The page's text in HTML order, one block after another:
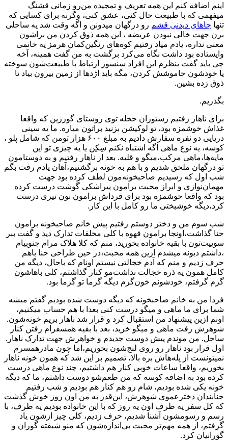
اینم اضافه کنم این همه تعریف و تمجیده من‌رو زمانی قشنگ
میفهمی که با طبیعت حال کنی، عشق کنی، وگرنه برای کسایی که
تنها جاهای دیدنی قشم رو درگهان میدونن و اگه وقت شد یه ساحلی
برن جهت خالی نبودن عریضه ، این همه ذوق کردن من براشون
معنی نداره، یادم میاد رفتیم کوه‌های رنگین‌کمان هرمز یه خانمی
وایستاده بود داشت نگاه می‌کرد برگشت به من گفت همینه، آخه
چی باید گفت بنظرم این افراد سنسور ارتباط با طبیعت‌شون سوخته
یا خودشون خاموشش کردن، مگه باید اژدها از زمین بیرون بیاد تا
ذوق زده بشین.
بگذریم.
برای ناهار رفتیم رستوران حجله توی روستای گورزین که واقعا
غذاش خوشمزه بود، تو لوکیشن بزنید براتون میاره. ما یه سینی
دریایی دو نفره سفارش دادیم به مبلغ ۶۰۰ هزار تومن که شامل پلو ،
کوسه، یه نوع ماهی اگه اشتباه نکنم سِکِن یا یه چیزی تو این
مایه‌ها،ماهی مرکب،میگو و قلیه. بعد از ناهار رفتیم و به دوستامون
تو درگهان ملحق شدیم و با هم به خونه برگشتیم،آهان یادم رفت بگم
شب اول که رسیدیم صاحبخونه‌مون لطف کرده بود جهت
مهمان‌نوازی و ابراز محبت برامون پیراشکی گوشت درست کرده
بود که واقعا خوشمزه بود برای فرداش برامون نون تیری درست
کرد،دیگه خوشبختی ما رو کامل با این کار.
شب سوم من و دختر دوستم رفتیم پیش خانم صاحبخونه برامون
حنا گذاشت،اونجا برامون قهوه با کلی مخلفات تدارک دید و گفت ببر
سوییت‌تون با بقیه خانواده بخورید، منم که کلا هلاک مرام جنوبیام
،داشتم دیونه میشدم ازین همه محبت،در حین طراحی حنا باهم
حرف زدیم و منم که آدم خجالتی نیستم اونام که باحال، دیگه من
کامل همون یه ذره خجالت نداشت‌مو کنار گذاشتم، کلی باهاشون
گرم گرفتم، خودشونم خون‌گرم دیگه گرما تو گرما بود.
فردا من به خانم صاحبخونه که دیگه دوست شده بودیم گفتم میشه
شما برای ما ماهی و میگو درست کنی بعدا با هم حساب میکنیم،
اونم ازین پیشنهاد من استقبال کرد و قرار شد ناهار بریم خونه‌شون.
شوهرش رفت ماهی و میگو خرید، بعد با بقیه همسفرام رفتن کنار
ساحل. من موندم پیش دوست جدیدم و خواهرش جهت تدارک ناهار.
اول قرار بود ناهار رو روی لنج‌شون بخوریم،اما چون مادرهمسرم
نمیتونست از پله‌هاش بره بالا، تصمیم بر این شد که همون خونه ناهار
بخوريم، واقعا ساعات خوبی کنار هم داشتیم، چند نوع ماهی درست
کرده بود به اضافه کوسه که من طعم‌شو دوست داشتم، ما که دیگه
خونه یکی شده بودیم، شام رو هم کنار هم بودیم و شب رفتیم
حنابندان دخترعموی شوهرش، این‌قدر به من اون روز خوش گذشت
که کل سفر یه طرف اون یه روز که با این خانواده بودیم یه طرف، با
رسم و رسومشون آشنا شدیم، حرف زدیم، کلی چیز ازشون یاد
گرفتم، از همه مهم‌تر محبت بی‌اندازه‌شون که منو شیفته گوران و
گورانیان کرد.